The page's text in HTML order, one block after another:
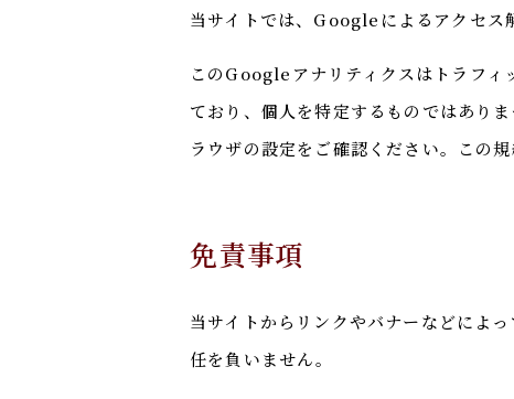
当サイトでは、Googleによるアクセス
このGoogleアナリティクスはトラフ
ており、個人を特定するものではあり
ラウザの設定をご確認ください。この
免責事項
当サイトからリンクやバナーなどによ
任を負いません。